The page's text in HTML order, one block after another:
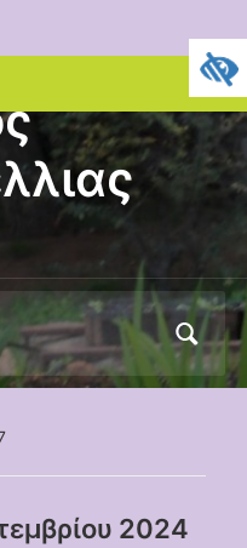
2024